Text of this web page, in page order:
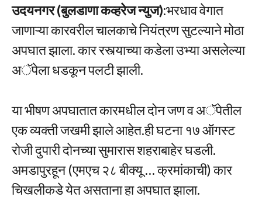
उदयनगर (बुलडाणा कव्हरेज न्युज):भरधाव वेगात
जाणाऱ्या कारवरील चालकाचे नियंत्रण सुटल्याने मोठा
अपघात झाला. कार रस्त्याच्या कडेला उभ्या असलेल्या
अॅपेला धडकून पलटी झाली.
या भीषण अपघातात कारमधील दोन जण व अॅपेतील
एक व्यक्ती जखमी झाले आहेत.ही घटना १७ ऑगस्ट
रोजी दुपारी दोनच्या सुमारास शहराबाहेर घडली.
अमडापुरहून (एमएच २८ बीक्यू … क्रमांकाची) कार
चिखलीकडे येत असताना हा अपघात झाला.